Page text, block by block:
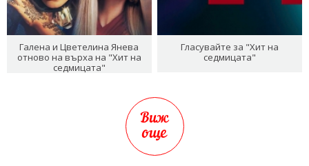
Галена и Цветелина Янева
отново на върха на "Хит на
седмицата"
Гласувайте за "Хит на
седмицата"
Виж
още